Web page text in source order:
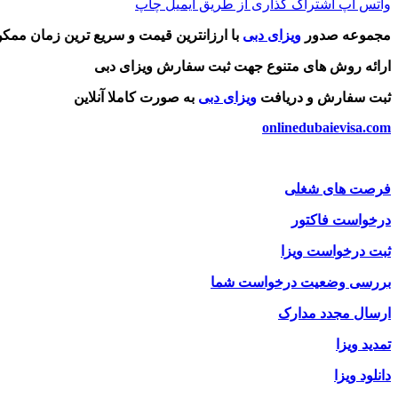
واتس آپ اشتراک گذاری از طریق ایمیل چاپ
مجموعه صدور ویزای دبی با ارزانترین قیمت و سریع ترین زمان
ارائه روش های متنوع جهت ثبت سفارش ویزای دبی
ثبت سفارش و دریافت ویزای دبی به صورت کاملا آنلاین
onlinedubaievisa.com
فرصت های شغلی
درخواست فاکتور
ثبت درخواست ویزا
بررسی وضعیت درخواست شما
ارسال مجدد مدارک
تمدید ویزا
دانلود ویزا